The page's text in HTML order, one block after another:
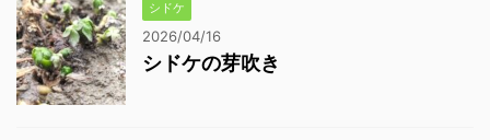
シドケ
2026/04/16
シドケの芽吹き